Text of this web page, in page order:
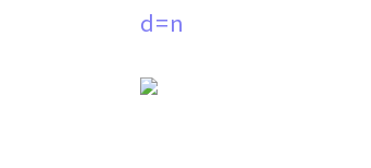
d=n